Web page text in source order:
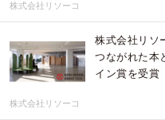
株式会社リソーコ
株式会社リソ
つながれた本
イン賞を受賞
株式会社リソーコ